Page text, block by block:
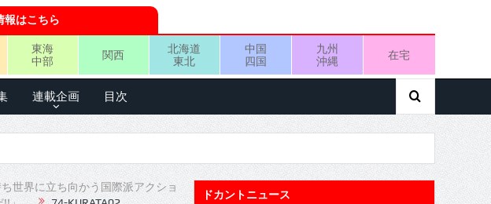
報はこちら
東海
中部
関西
北海道
東北
中国
四国
九州
沖縄
在宅
連載企画 目次
世界に立ち向かう国際派アクショ
ドカントニュース